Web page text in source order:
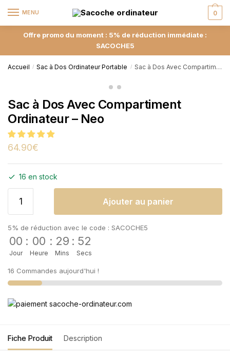
MENU 0
Offre promo du moment : 5% de réduction immédiate :
SACOCHE5
Accueil / Sac à Dos Ordinateur Portable / Sac à Dos Avec Compartiment Ordinateur – Neo
Sac à Dos Avec Compartiment
Ordinateur – Neo
64.90€
16 en stock
Ajouter au panier
5% de réduction avec le code : SACOCHE5
00
Jour
: 00
Heure
: 29
Mins
: 52
Secs
16 Commandes aujourd'hui !
Fiche Produit Description